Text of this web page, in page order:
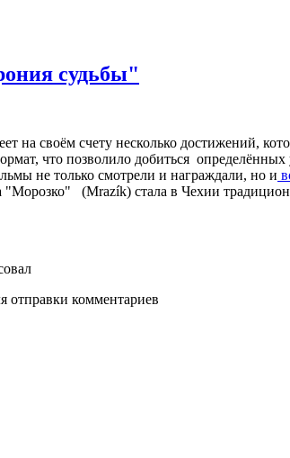
судьбы"
на своём счету несколько достижений,
что позволило добиться
не только смотрели и награждали, но и
"Морозко" (Mrazík) стала в Чехии
отправки комментариев